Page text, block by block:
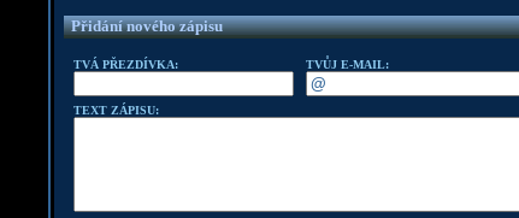
Přidání nového zápisu
TVÁ PŘEZDÍVKA: TVŮJ E-MAIL:
TEXT ZÁPISU: